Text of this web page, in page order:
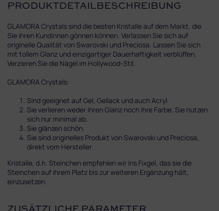
PRODUKTDETAILBESCHREIBUNG
GLAMORA Crystals sind die besten Kristalle auf dem Markt, die
Sie ihren Kundinnen gönnen können. Verlassen Sie sich auf
originelle Qualität von Swarovski und Preciosa. Lassen Sie sich
mit tollem Glanz und einzigartiger Dauerhaftigkeit verblüffen.
Verzieren Sie die Nägel im Hollywood-Stil.
GLAMORA Crystals:
Sind geeignet auf Gel, Gellack und auch Acryl.
Sie verlieren weder ihren Glanz noch ihre Farbe. Sie nutzen
sich nur minimal ab.
Sie glänzen schön.
Sie sind originelles Produkt von Swarovski und Preciosa,
direkt vom Hersteller.
Kristalle, d.h. Steinchen empfehlen wir ins Fixgel, das sie die
Steinchen auf ihrem Platz bis zur weiteren Ergänzung hält,
einzusetzen.